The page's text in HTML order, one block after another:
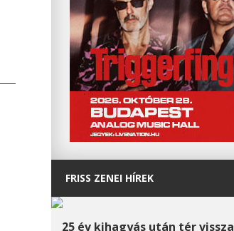
FRISS ZENEI HÍREK
25 év kihagyás után tér vissza